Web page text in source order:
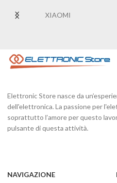
XIAOMI
Elettronic Store nasce da
dell'elettronica. La passione per
soprattutto l’amore per questo
pulsante di questa attività.
NAVIGAZIONE